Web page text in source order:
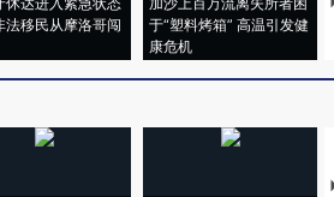
法移民从摩洛哥闯
于“塑料烤箱” 高温引发健
康危机